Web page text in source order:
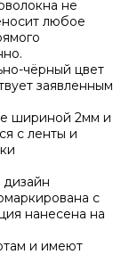
не
любое
чёрный цвет
заявленным
шириной 2мм и
с ленты и
с
нанесена на
и имеют